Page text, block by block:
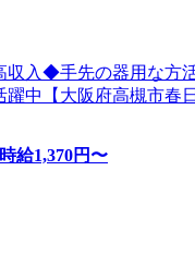
収入◆手先の器用な方
中【大阪府高槻市春
時給1,370円〜